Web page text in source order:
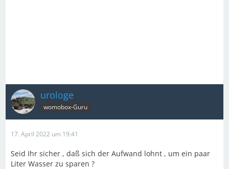
urologe
womobox-Guru
17. April 2022 um 19:41
Seid Ihr sicher , daß sich der Aufwand lohnt , um ein paar
Liter Wasser zu sparen ?